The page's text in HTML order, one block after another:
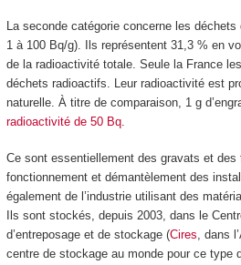
La seconde catégorie concerne les
1 à 100 Bq/g). Ils représentent 31,3 % en
de la radioactivité totale. Seule la France
déchets radioactifs. Leur radioactivité est
naturelle. À titre de comparaison, 1 g
radioactivité de 50 Bq.
Ce sont essentiellement des gravats et des
fonctionnement et démantèlement des
également de l’industrie utilisant des
Ils sont stockés, depuis 2003, dans le
d’entreposage et de stockage (Cires, dans
centre de stockage au monde pour ce type